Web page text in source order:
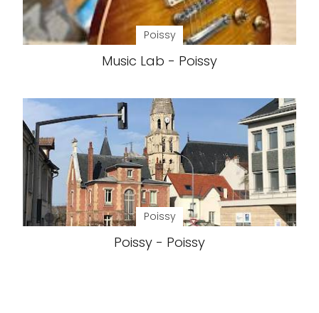
Poissy
Music Lab - Poissy
Poissy
Poissy - Poissy